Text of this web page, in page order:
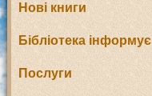
Нові книги
Бібліотека інформує
Послуги